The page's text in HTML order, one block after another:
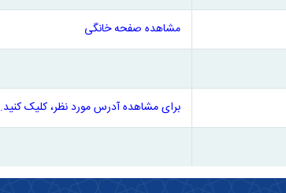
مشاهده صفحه خانگی
برای مشاهده آدرس مورد نظر، کلیک کنید.